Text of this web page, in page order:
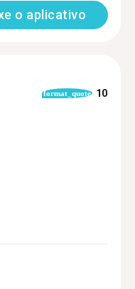
o aplicativo
format_quote 10